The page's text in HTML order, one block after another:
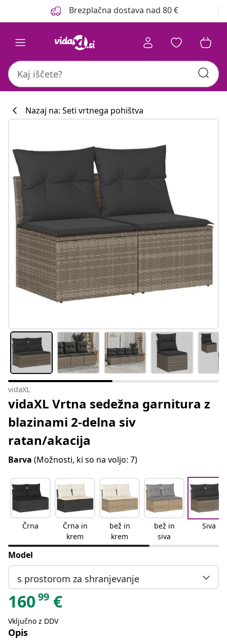
Brezplačna dostava nad 80 €
Nazaj na: Seti vrtnega pohištva
vidaXL
vidaXL Vrtna sedežna garnitura z
blazinami 2-delna siv
ratan/akacija
Barva (Možnosti, ki so na voljo: 7)
Črna
Črna in
krem
bež in
krem
bež in
siva
Siva
Model
s prostorom za shranjevanje
16099 €
Vključno z DDV
Opis